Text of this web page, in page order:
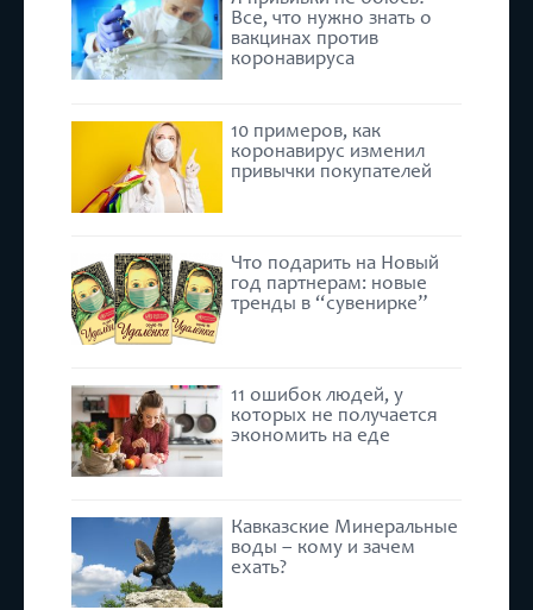
Все, что нужно знать о
вакцинах против
коронавируса
10 примеров, как
коронавирус изменил
привычки покупателей
Что подарить на Новый
год партнерам: новые
тренды в “сувенирке”
11 ошибок людей, у
которых не получается
экономить на еде
Кавказские Минеральные
воды – кому и зачем
ехать?